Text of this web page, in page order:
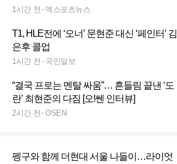
1시간 전 엑스포츠뉴스
T1, HLE전에 ‘오너’ 문현준 대신 ‘페인터’ 김
은후 콜업
1시간 전 국민일보
“결국 프로는 멘탈 싸움”… 흔들림 끝낸 ‘도
란’ 최현준의 다짐 [오!쎈 인터뷰]
2시간 전 OSEN
펭구와 함께 더현대 서울 나들이…라이엇